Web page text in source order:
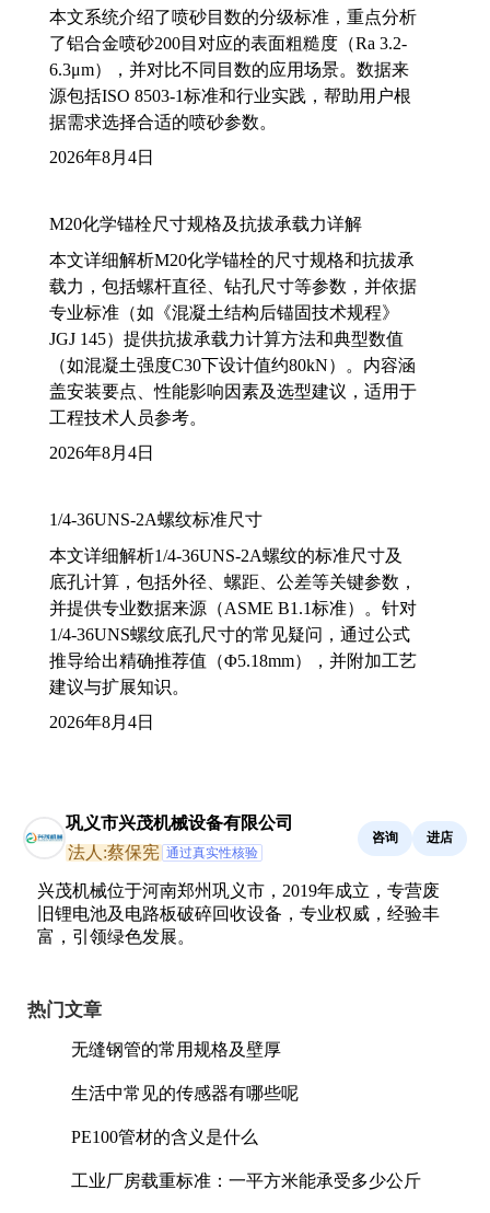
本文系统介绍了喷砂目数的分级标准，重点分析
了铝合金喷砂200目对应的表面粗糙度（Ra 3.2-
6.3μm），并对比不同目数的应用场景。数据来
源包括ISO 8503-1标准和行业实践，帮助用户根
据需求选择合适的喷砂参数。
2026年8月4日
M20化学锚栓尺寸规格及抗拔承载力详解
本文详细解析M20化学锚栓的尺寸规格和抗拔承
载力，包括螺杆直径、钻孔尺寸等参数，并依据
专业标准（如《混凝土结构后锚固技术规程》
JGJ 145）提供抗拔承载力计算方法和典型数值
（如混凝土强度C30下设计值约80kN）。内容涵
盖安装要点、性能影响因素及选型建议，适用于
工程技术人员参考。
2026年8月4日
1/4-36UNS-2A螺纹标准尺寸
本文详细解析1/4-36UNS-2A螺纹的标准尺寸及
底孔计算，包括外径、螺距、公差等关键参数，
并提供专业数据来源（ASME B1.1标准）。针对
1/4-36UNS螺纹底孔尺寸的常见疑问，通过公式
推导给出精确推荐值（Φ5.18mm），并附加工艺
建议与扩展知识。
2026年8月4日
巩义市兴茂机械设备有限公司
法人:蔡保宪 通过真实性核验
咨询 进店
兴茂机械位于河南郑州巩义市，2019年成立，专营废
旧锂电池及电路板破碎回收设备，专业权威，经验丰
富，引领绿色发展。
热门文章
无缝钢管的常用规格及壁厚
生活中常见的传感器有哪些呢
PE100管材的含义是什么
工业厂房载重标准：一平方米能承受多少公斤